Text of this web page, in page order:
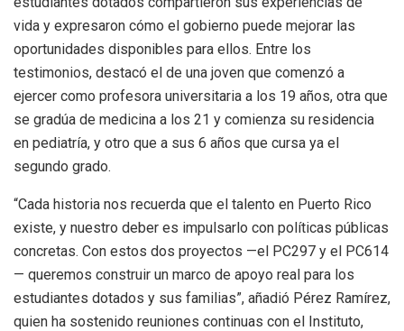
vida y expresaron cómo el gobierno puede mejorar las
oportunidades disponibles para ellos. Entre los
testimonios, destacó el de una joven que comenzó a
ejercer como profesora universitaria a los 19 años, otra que
se gradúa de medicina a los 21 y comienza su residencia
en pediatría, y otro que a sus 6 años que cursa ya el
segundo grado.
“Cada historia nos recuerda que el talento en Puerto Rico
existe, y nuestro deber es impulsarlo con políticas públicas
concretas. Con estos dos proyectos —el PC297 y el PC614
— queremos construir un marco de apoyo real para los
estudiantes dotados y sus familias”, añadió Pérez Ramírez,
quien ha sostenido reuniones continuas con el Instituto,